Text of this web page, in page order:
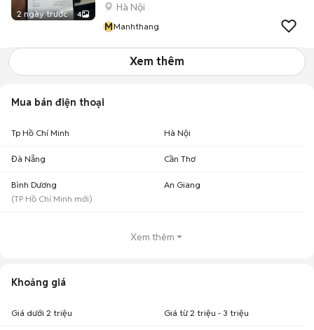
2 ngày trước 4
Hà Nội
MManhthang
Xem thêm
Mua bán điện thoại
Tp Hồ Chí Minh Hà Nội
Đà Nẵng Cần Thơ
Bình Dương
(TP Hồ Chí Minh mới)
An Giang
Xem thêm
Khoảng giá
Giá dưới 2 triệu Giá từ 2 triệu - 3 triệu